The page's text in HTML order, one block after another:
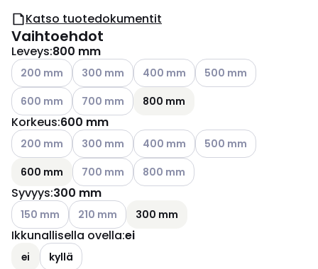
Katso tuotedokumentit
Vaihtoehdot
Leveys:800 mm
Katso käytettävissä olevat vaihtoehdot
200 mm Katso käytettävissä olevat vaihtoehdot
300 mm Katso käytettävissä olevat
400 mm Katso käytettävissä
500 mm
Katso käytettävissä olevat vaihtoehdot
600 mm Katso käytettävissä olevat vaihtoehdot
700 mm 800 mm
Korkeus:600 mm
Katso käytettävissä olevat vaihtoehdot
200 mm Katso käytettävissä olevat vaihtoehdot
300 mm Katso käytettävissä olevat
400 mm Katso käytettävissä
500 mm
600 mm
Katso käytettävissä olevat vaihtoehdot
700 mm Katso käytettävissä olevat
800 mm
Syvyys:300 mm
Katso käytettävissä olevat vaihtoehdot
150 mm Katso käytettävissä olevat vaihtoehdot
210 mm 300 mm
Ikkunallisella ovella:ei
ei kyllä